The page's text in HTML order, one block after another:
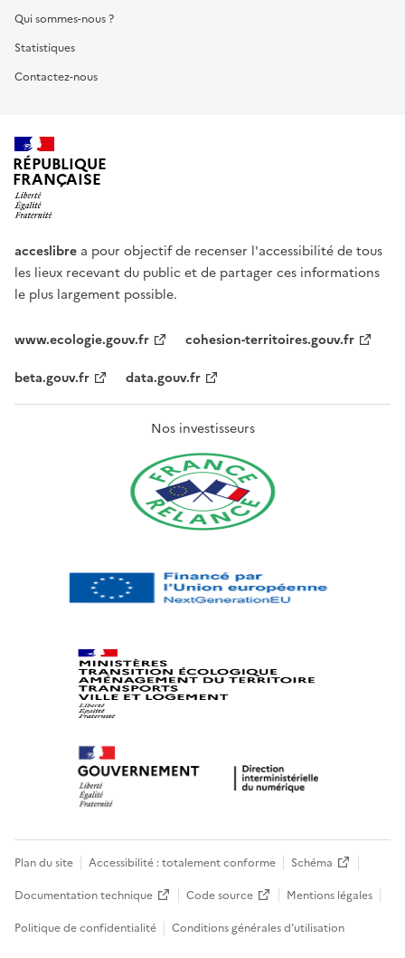
Qui sommes-nous ?
Statistiques
Contactez-nous
RÉPUBLIQUE
FRANÇAISE
acceslibre a pour objectif de recenser l'accessibilité de tous
les lieux recevant du public et de partager ces informations
le plus largement possible.
www.ecologie.gouv.fr
cohesion-territoires.gouv.fr
beta.gouv.fr
data.gouv.fr
Nos investisseurs
Plan du site Accessibilité : totalement conforme
Schéma
Documentation technique
Code source
Mentions légales
Politique de confidentialité
Conditions générales d’utilisation